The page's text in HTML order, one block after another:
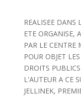
REALISEE DANS
ETE ORGANISE,
PAR LE CENTRE
POUR OBJET
DROITS
L'AUTEUR A CE
JELLINEK,